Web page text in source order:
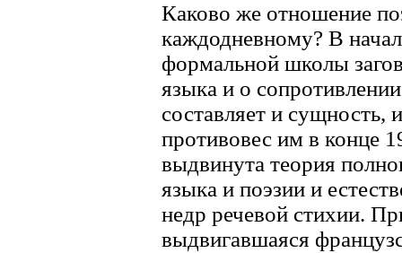
Каково же отношение
каждодневному? В
формальной школы
языка и о
составляет и сущность,
противовес им в конце
выдвинута теория
языка и поэзии и
недр речевой стихии.
выдвигавшаяся